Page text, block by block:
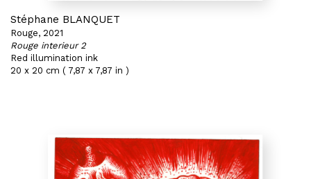
Stéphane BLANQUET
Rouge, 2021
Rouge interieur 2
Red illumination ink
20 x 20 cm ( 7,87 x 7,87 in )